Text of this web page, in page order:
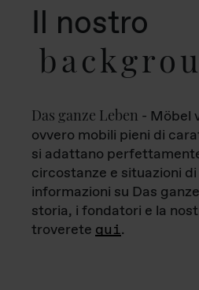
Il nostro
Das ganze Leben - Möbel
ovvero mobili pieni di
si adattano
circostanze e situazioni
informazioni su Das
storia, i fondatori e la
troverete qui.